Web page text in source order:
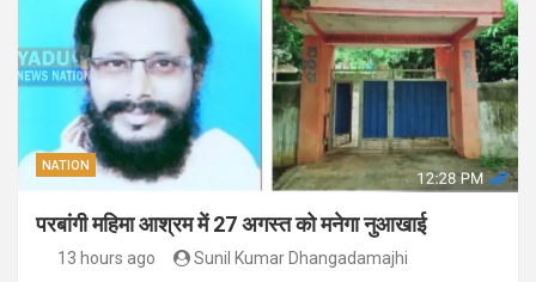
NATION
परबांगी महिमा आश्रम में 27 अगस्त को मनेगा नुआखाई
13 hours ago Sunil Kumar Dhangadamajhi